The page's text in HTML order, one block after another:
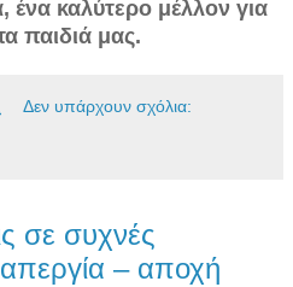
ένα καλύτερο μέλλον για
παιδιά μας.
Δεν υπάρχουν σχόλια:
σε συχνές
απεργία – αποχή